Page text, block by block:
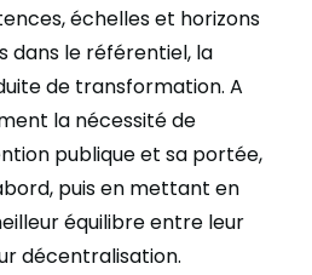
échelles et horizons
dans le référentiel, la
de transformation. A
la nécessité de
publique et sa portée,
puis en mettant en
équilibre entre leur
décentralisation.